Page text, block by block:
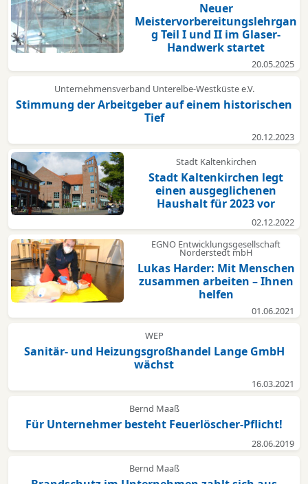
Neuer
Meistervorbereitungslehrgan
g Teil I und II im Glaser-
Handwerk startet
20.05.2025
Unternehmensverband Unterelbe-Westküste e.V.
Stimmung der Arbeitgeber auf einem historischen
Tief
20.12.2023
Stadt Kaltenkirchen
Stadt Kaltenkirchen legt
einen ausgeglichenen
Haushalt für 2023 vor
02.12.2022
EGNO Entwicklungsgesellschaft
Norderstedt mbH
Lukas Harder: Mit Menschen
zusammen arbeiten – Ihnen
helfen
01.06.2021
WEP
Sanitär- und Heizungsgroßhandel Lange GmbH
wächst
16.03.2021
Bernd Maaß
Für Unternehmer besteht Feuerlöscher-Pflicht!
28.06.2019
Bernd Maaß